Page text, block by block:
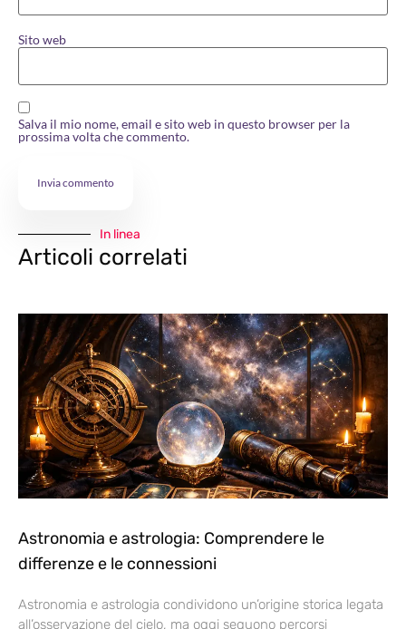
Sito web
Salva il mio nome, email e sito web in questo browser per la
prossima volta che commento.
In linea
Articoli correlati
Astronomia e astrologia: Comprendere le
differenze e le connessioni
Astronomia e astrologia condividono un’origine storica legata
all’osservazione del cielo, ma oggi seguono percorsi